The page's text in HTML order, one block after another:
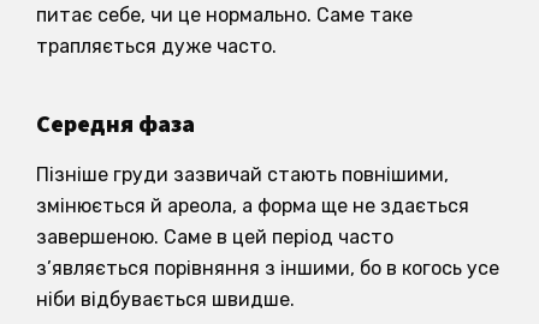
питає себе, чи це нормально. Саме таке
трапляється дуже часто.
Середня фаза
Пізніше груди зазвичай стають повнішими,
змінюється й ареола, а форма ще не здається
завершеною. Саме в цей період часто
з’являється порівняння з іншими, бо в когось усе
ніби відбувається швидше.